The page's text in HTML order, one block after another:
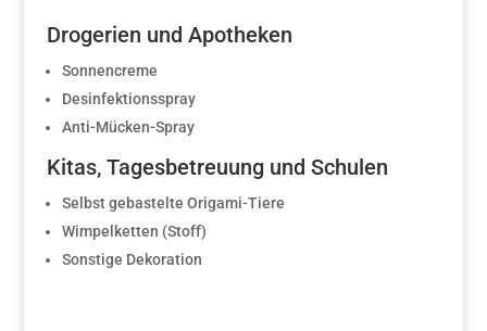
Drogerien und Apotheken
Sonnencreme
Desinfektionsspray
Anti-Mücken-Spray
Kitas, Tagesbetreuung und Schulen
Selbst gebastelte Origami-Tiere
Wimpelketten (Stoff)
Sonstige Dekoration